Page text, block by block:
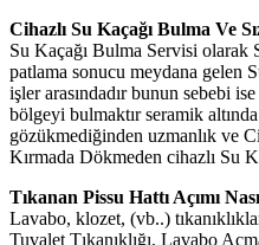
Cihazlı Su Kaçağı Bulma Ve
Su Kaçağı Bulma Servisi olarak
patlama sonucu meydana gelen
işler arasındadır bunun sebebi
bölgeyi bulmaktır seramik
gözükmediğinden uzmanlık ve
Kırmada Dökmeden cihazlı Su
Tıkanan Pissu Hattı Açımı
Lavabo, klozet, (vb..)
Tuvalet Tıkanıklığı, Lavabo